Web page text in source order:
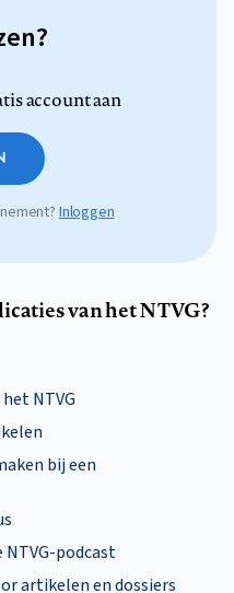
account aan
Inloggen
van het NTVG?
NTVG
bij een
podcast
artikelen en dossiers